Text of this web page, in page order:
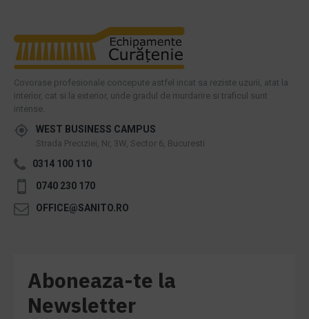
Covorase profesionale concepute astfel incat sa reziste uzurii, atat la
interior, cat si la exterior, unde gradul de murdarire si traficul sunt
intense.
WEST BUSINESS CAMPUS
Strada Preciziei, Nr, 3W, Sector 6, Bucuresti
0314 100 110
0740 230 170
OFFICE@SANITO.RO
Aboneaza-te la
Newsletter